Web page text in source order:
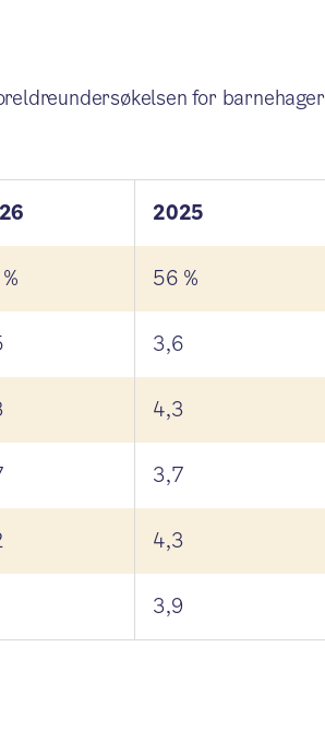
for barnehager
2025
56 %
3,6
4,3
3,7
4,3
3,9